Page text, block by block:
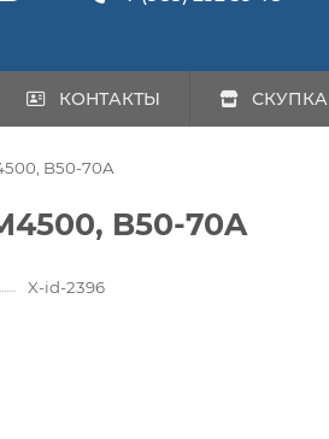
КОНТАКТЫ СКУПКА
B50-70A
B50-70A
X-id-2396